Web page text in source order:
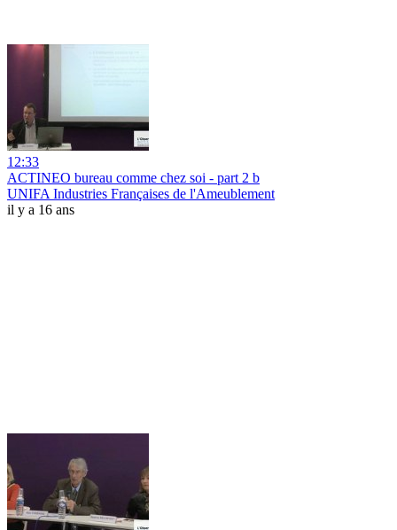
12:33
ACTINEO bureau comme chez soi - part 2 b
UNIFA Industries Françaises de l'Ameublement
il y a 16 ans